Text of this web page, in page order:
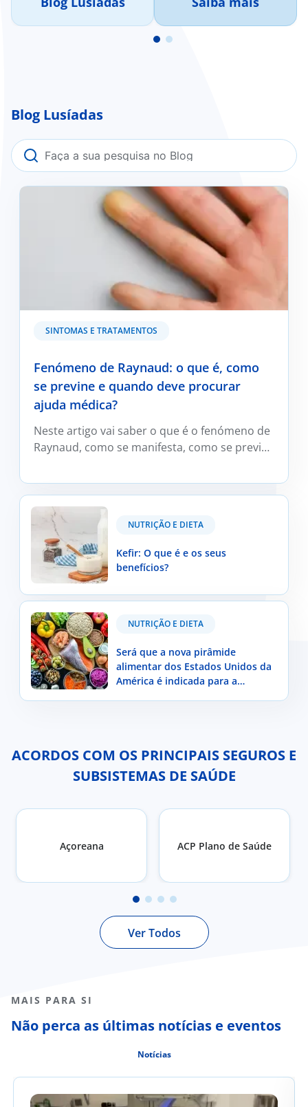
Blog Lusíadas
SINTOMAS E TRATAMENTOS
Fenómeno de Raynaud: o que é, como
se previne e quando deve procurar
ajuda médica?
Neste artigo vai saber o que é o fenómeno de
Raynaud, como se manifesta, como se previne
por um médico reumatologista.
Fenómeno de Raynaud: o que é, como se previne e
quando deve procurar ajuda médica?
NUTRIÇÃO E DIETA
Kefir: O que é e os seus
benefícios?
Kefir: O que é e os seus benefícios?
NUTRIÇÃO E DIETA
Será que a nova pirâmide
alimentar dos Estados Unidos da
América é indicada para a
Será que a nova pirâmide alimentar dos Estados
Unidos da América é indicada para a população
portuguesa?
ACORDOS COM OS PRINCIPAIS SEGUROS E
SUBSISTEMAS DE SAÚDE
Açoreana ACP Plano de Saúde
Ver Todos
MAIS PARA SI
Não perca as últimas notícias e eventos
Notícias